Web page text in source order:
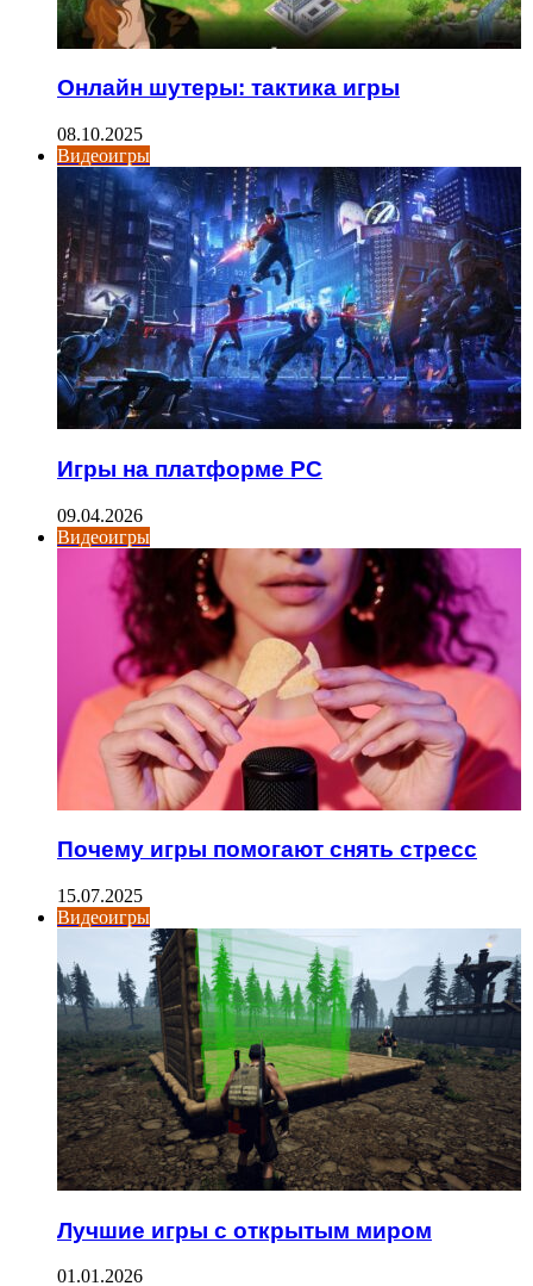
Онлайн шутеры: тактика игры
08.10.2025
Видеоигры
Игры на платформе PC
09.04.2026
Видеоигры
Почему игры помогают снять стресс
15.07.2025
Видеоигры
Лучшие игры с открытым миром
01.01.2026